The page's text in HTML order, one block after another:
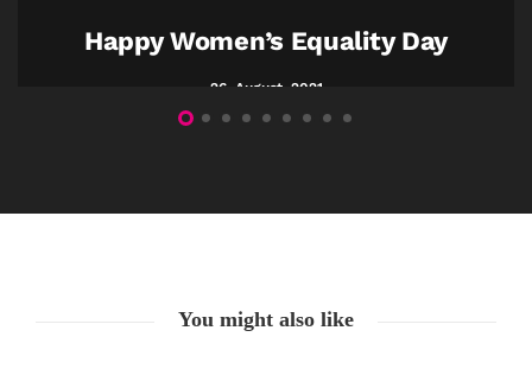
Happy Women’s Equality Day
26. August. 2021
You might also like